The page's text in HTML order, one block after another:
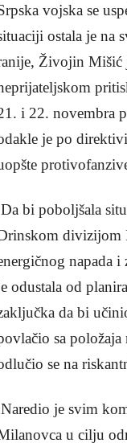
vojska se
ostala je na
Živojin Mišić
i 22. novembra
je po
Da bi poboljšala
divizijom
napada
odustala od
da bi
sa
se na
Naredio je svim
u cilju